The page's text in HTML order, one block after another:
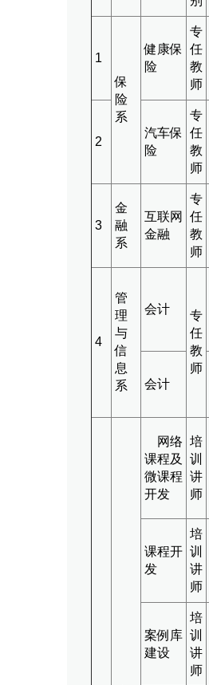
1
保
险
系
健康保
险
专
任
教
师
2
汽车保
险
专
任
教
师
3
金
融
系
互联网
金融
专
任
教
师
4
管
理
与
信
息
系
会计
专
任
教
师
会计
网络
课程及
微课程
开发
培
训
讲
师
课程开
发
培
训
讲
师
案例库
建设
培
训
讲
师